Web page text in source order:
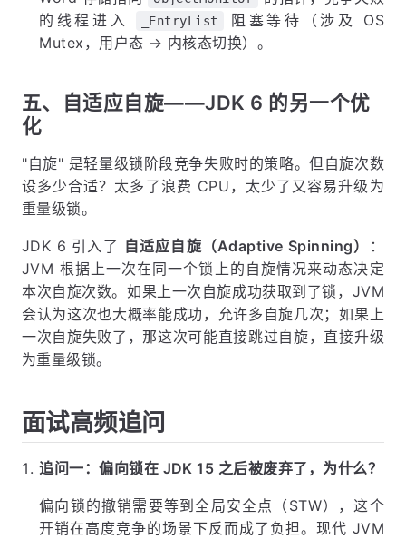
的线程进入
_EntryList
阻塞等待（涉及 OS
Mutex，用户态 → 内核态切换）。
五、自适应自旋——JDK 6 的另一个优
化
"自旋" 是轻量级锁阶段竞争失败时的策略。但自旋次数
设多少合适？太多了浪费 CPU，太少了又容易升级为
重量级锁。
JDK 6 引入了 自适应自旋（Adaptive Spinning）
：
JVM 根据上一次在同一个锁上的自旋情况来动态决定
本次自旋次数。如果上一次自旋成功获取到了锁，JVM
会认为这次也大概率能成功，允许多自旋几次；如果上
一次自旋失败了，那这次可能直接跳过自旋，直接升级
为重量级锁。
面试高频追问
追问一：偏向锁在 JDK 15 之后被废弃了，为什么？
偏向锁的撤销需要等到全局安全点（STW），这个
开销在高度竞争的场景下反而成了负担。现代 JVM